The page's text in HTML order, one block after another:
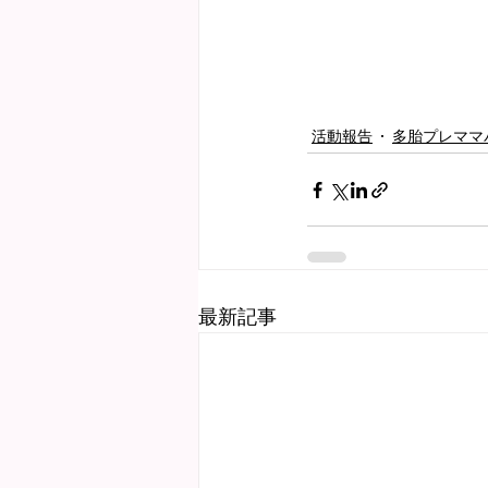
活動報告 多胎プレママ
最新記事